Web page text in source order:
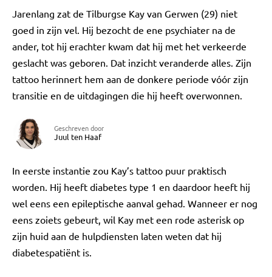
Jarenlang zat de Tilburgse Kay van Gerwen (29) niet
goed in zijn vel. Hij bezocht de ene psychiater na de
ander, tot hij erachter kwam dat hij met het verkeerde
geslacht was geboren. Dat inzicht veranderde alles. Zijn
tattoo herinnert hem aan de donkere periode vóór zijn
transitie en de uitdagingen die hij heeft overwonnen.
Geschreven door
Juul ten Haaf
In eerste instantie zou Kay’s tattoo puur praktisch
worden. Hij heeft diabetes type 1 en daardoor heeft hij
wel eens een epileptische aanval gehad. Wanneer er nog
eens zoiets gebeurt, wil Kay met een rode asterisk op
zijn huid aan de hulpdiensten laten weten dat hij
diabetespatiënt is.